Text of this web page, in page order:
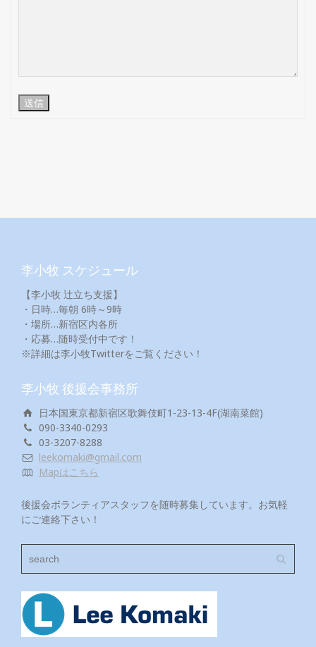
送信
李小牧 スケジュール
【李小牧 辻立ち支援】
・日時…毎朝 6時～9時
・場所…新宿区内各所
・応募…随時受付中です！
※詳細は李小牧Twitterをご覧ください！
李小牧 後援会事務所
日本国東京都新宿区歌舞伎町1-23-13-4F(湖南菜館)
090-3340-0293
03-3207-8288
leekomaki@gmail.com
Mapはこちら
後援会ボランティアスタッフを随時募集しています。お気軽
にご連絡下さい！